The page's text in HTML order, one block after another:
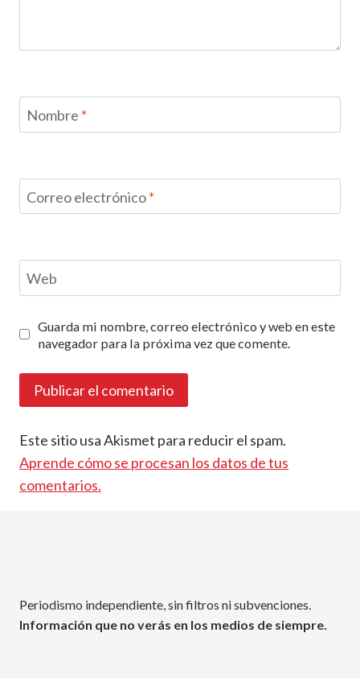
Nombre *
Correo electrónico*
Web
Guarda mi nombre, correo electrónico y web en este
navegador para la próxima vez que comente.
Este sitio usa Akismet para reducir el spam.
Aprende cómo se procesan los datos de tus
comentarios.
Periodismo independiente, sin filtros ni subvenciones.
Información que no verás en los medios de siempre.